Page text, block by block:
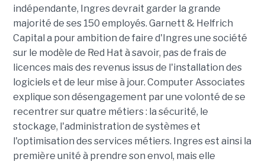
indépendante, Ingres devrait garder la grande
majorité de ses 150 employés. Garnett & Helfrich
Capital a pour ambition de faire d'Ingres une société
sur le modèle de Red Hat à savoir, pas de frais de
licences mais des revenus issus de l'installation des
logiciels et de leur mise à jour. Computer Associates
explique son désengagement par une volonté de se
recentrer sur quatre métiers : la sécurité, le
stockage, l'administration de systèmes et
l'optimisation des services métiers. Ingres est ainsi la
première unité à prendre son envol, mais elle